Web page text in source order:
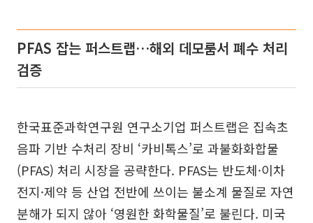
PFAS 잡는 퍼스트랩…해외 데모룸서 폐수 처리
검증
한국표준과학연구원 연구소기업 퍼스트랩은 집속초
음파 기반 수처리 장비 ‘카비톡스’로 과불화화합물
(PFAS) 처리 시장을 공략한다. PFAS는 반도체·이차
전지·제약 등 산업 전반에 쓰이는 불소계 물질로 자연
분해가 되지 않아 ‘영원한 화학물질’로 불린다. 미국